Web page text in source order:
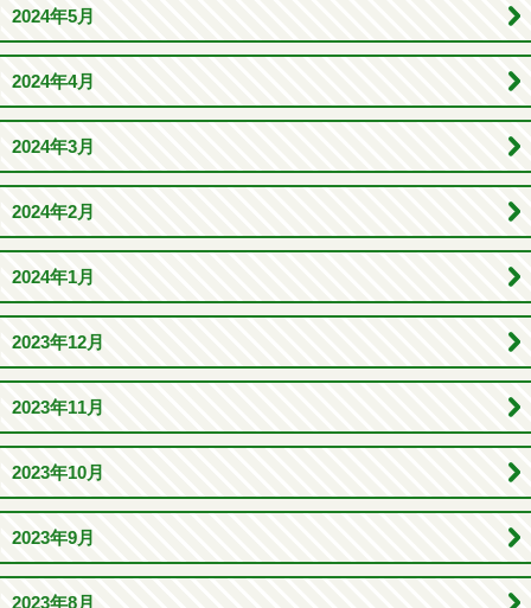
2024年5月
2024年4月
2024年3月
2024年2月
2024年1月
2023年12月
2023年11月
2023年10月
2023年9月
2023年8月